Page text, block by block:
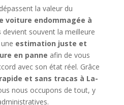
la valeur du
voiture endommagée à
devient souvent la meilleure
estimation juste et
en panne afin de vous
avec son état réel. Grâce
et sans tracas à La-
nous occupons de tout, y